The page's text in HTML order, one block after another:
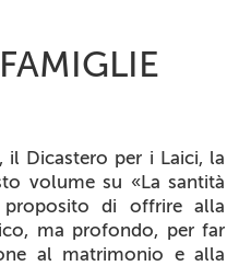
il Dicastero per i Laici, la
volume su «La santità
di offrire alla
ma profondo, per far
al matrimonio e alla